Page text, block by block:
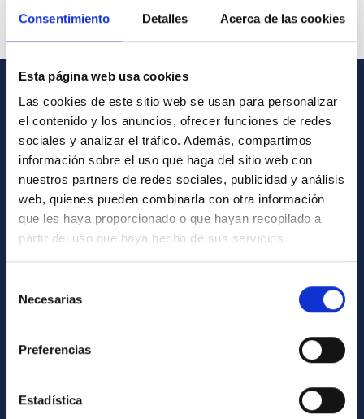
Consentimiento Detalles Acerca de las cookies
Esta página web usa cookies
Las cookies de este sitio web se usan para personalizar
el contenido y los anuncios, ofrecer funciones de redes
sociales y analizar el tráfico. Además, compartimos
información sobre el uso que haga del sitio web con
nuestros partners de redes sociales, publicidad y análisis
web, quienes pueden combinarla con otra información
que les haya proporcionado o que hayan recopilado a
partir del uso que haya hecho de sus servicios.
Necesarias
Preferencias
Estadística
GENERAL INFORMATION
Contact
How to get to the IAC
List of personnel
Library
ABOUT THE IAC
Transparency
Gender equality and diversity